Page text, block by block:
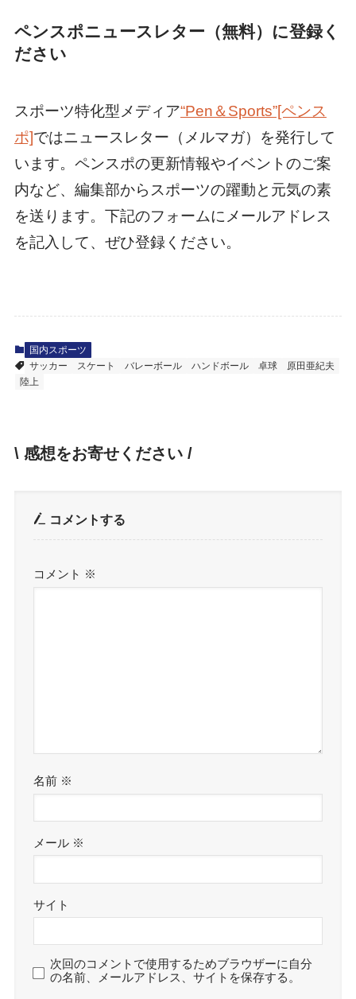
ペンスポニュースレター（無料）に登録く
ださい
スポーツ特化型メディア“Pen＆Sports”[ペンス
ポ]ではニュースレター（メルマガ）を発行して
います。ペンスポの更新情報やイベントのご案
内など、編集部からスポーツの躍動と元気の素
を送ります。下記のフォームにメールアドレス
を記入して、ぜひ登録ください。
国内スポーツ
サッカー
スケート バレーボール ハンドボール 卓球
原田亜紀夫
陸上
\ 感想をお寄せください /
コメントする
コメント ※
名前 ※
メール ※
サイト
次回のコメントで使用するためブラウザーに自分
の名前、メールアドレス、サイトを保存する。